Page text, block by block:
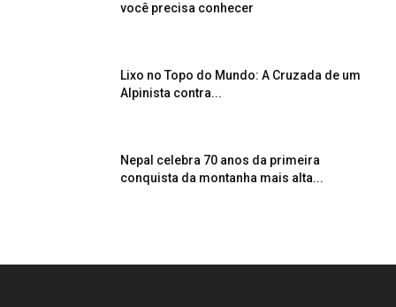
você precisa conhecer
Lixo no Topo do Mundo: A Cruzada de um
Alpinista contra...
Nepal celebra 70 anos da primeira
conquista da montanha mais alta...